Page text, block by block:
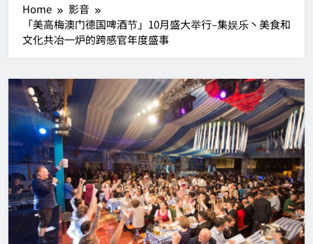
Home
影音
「美高梅澳门德国啤酒节」10月盛大举行–集娱乐丶美食和
文化共冶一炉的跨感官年度盛事